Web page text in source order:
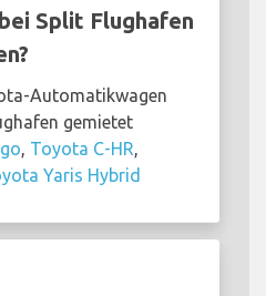
Split Flughafen
Automatikwagen
gemietet
, Toyota C-HR,
Yaris Hybrid